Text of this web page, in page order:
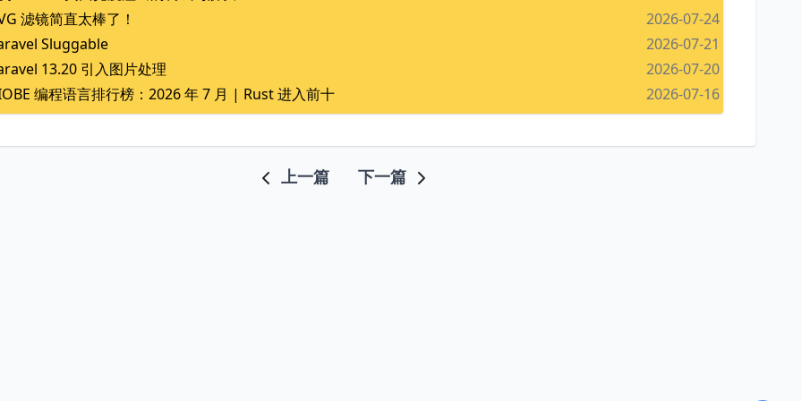
滤镜简直太棒了！
2026-07-24
Sluggable
2026-07-21
13.20 引入图片处理
2026-07-20
编程语言排行榜：2026 年 7 月 | Rust 进入前十
2026-07-16
上一篇 下一篇